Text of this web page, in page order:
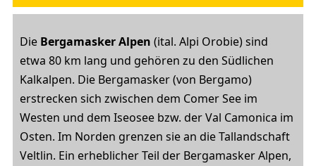
Die Bergamasker Alpen (ital. Alpi Orobie) sind
etwa 80 km lang und gehören zu den Südlichen
Kalkalpen. Die Bergamasker (von Bergamo)
erstrecken sich zwischen dem Comer See im
Westen und dem Iseosee bzw. der Val Camonica im
Osten. Im Norden grenzen sie an die Tallandschaft
Veltlin. Ein erheblicher Teil der Bergamasker Alpen,